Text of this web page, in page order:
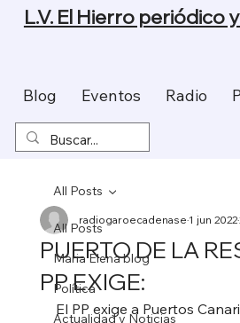
Blog Eventos Radio
L.V. El Hierro periódico
All Posts
Maria Elena blog
Política
Actualidad y Noticias
All Posts
PUERTO DE LA
PP EXIGE:
radiogaroecadenase1 jun 2022
El PP exige a Puertos